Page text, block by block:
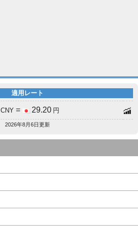
適用レート
CNY = 29.20 円
2026年8月6日更新